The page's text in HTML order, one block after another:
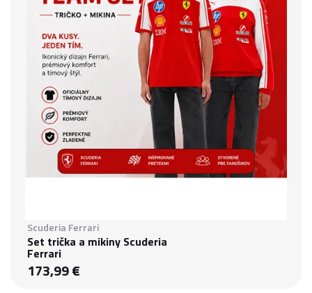
Scuderia Ferrari
Set trička a mikiny Scuderia
Ferrari
173,99 €